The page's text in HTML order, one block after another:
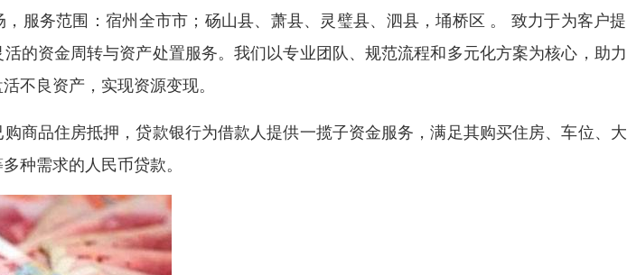
服务范围：宿州全市市；砀山县、萧县、灵璧县、泗县，埇桥区 。 致力于为客户
的资金周转与资产处置服务。我们以专业团队、规范流程和多元化方案为核心，助
不良资产，实现资源变现。
商品住房抵押，贷款银行为借款人提供一揽子资金服务，满足其购买住房、车位、
种需求的人民币贷款。